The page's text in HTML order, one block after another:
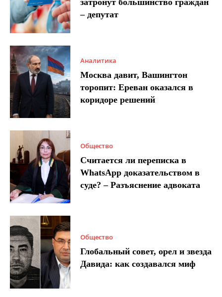
затронут большинство граждан
– депутат
Аналитика
Москва давит, Вашингтон
торопит: Ереван оказался в
коридоре решений
Общество
Считается ли переписка в
WhatsApp доказательством в
суде? – Разъяснение адвоката
Общество
Глобальный совет, орел и звезда
Давида: как создавался миф